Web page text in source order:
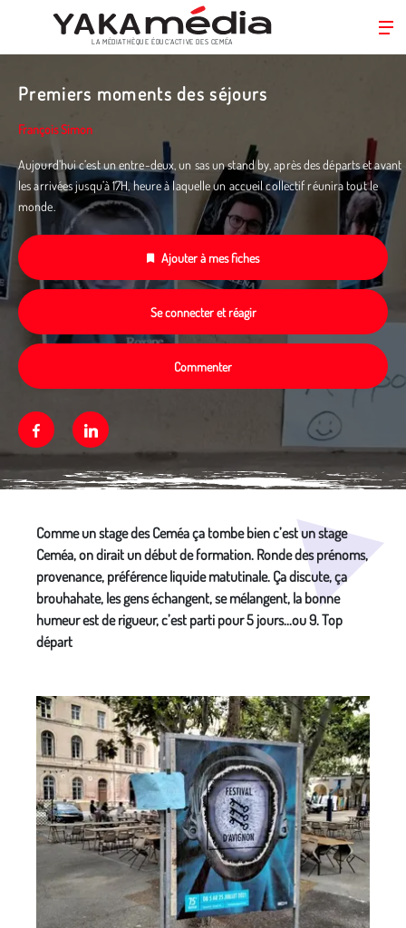
principal
LA MÉDIATHÈQUE ÉDUC’ACTIVE DES CEMÉA
Premiers moments des séjours
François Simon
Aujourd’hui c’est un entre-deux, un sas un stand by, après des départs et avant
les arrivées jusqu’à 17H, heure à laquelle un accueil collectif réunira tout le
monde.
Ajouter à mes fiches
Se connecter et réagir
Commenter
FacebookLinkedin
Comme un stage des Ceméa ça tombe bien c’est un stage
Ceméa, on dirait un début de formation. Ronde des prénoms,
provenance, préférence liquide matutinale. Ça discute, ça
brouhahate, les gens échangent, se mélangent, la bonne
humeur est de rigueur, c’est parti pour 5 jours...ou 9. Top
départ